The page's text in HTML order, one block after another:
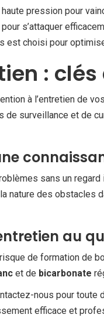
pression pour
s’attaquer
est choisi pour
:
à l’entretien de
surveillance et de
sans un
nature des obstacles
au
de formation de
et de bicarbonate
nous pour toute
efficace et